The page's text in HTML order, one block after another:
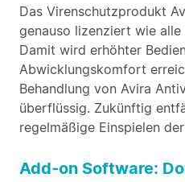
Das Virenschutzprodukt
genauso lizenziert wie
Damit wird erhöhter
Abwicklungskomfort
Behandlung von Avira
überflüssig. Zukünftig
regelmäßige Einspielen
Add-on Software: